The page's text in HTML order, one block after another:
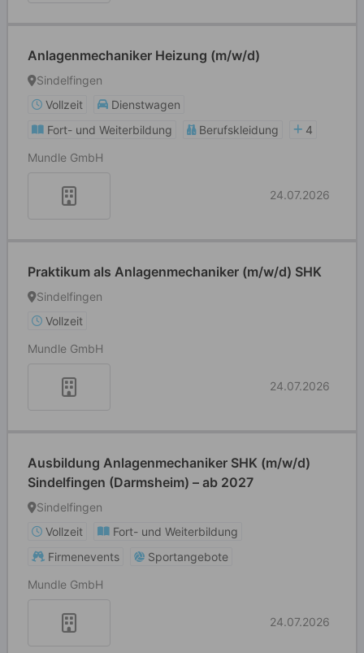
Anlagenmechaniker Heizung (m/w/d)
Sindelfingen
Vollzeit
Dienstwagen
Fort- und Weiterbildung
Berufskleidung
4
Mundle GmbH
24.07.2026
Praktikum als Anlagenmechaniker (m/w/d) SHK
Sindelfingen
Vollzeit
Mundle GmbH
24.07.2026
Ausbildung Anlagenmechaniker SHK (m/w/d)
Sindelfingen (Darmsheim) – ab 2027
Sindelfingen
Vollzeit
Fort- und Weiterbildung
Firmenevents
Sportangebote
Mundle GmbH
24.07.2026